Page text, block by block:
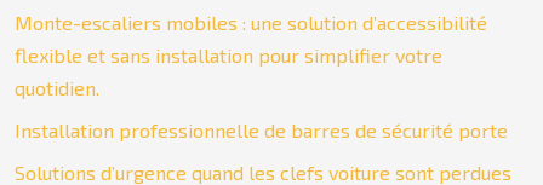
Monte-escaliers mobiles : une solution d’accessibilité
flexible et sans installation pour simplifier votre
quotidien.
Installation professionnelle de barres de sécurité porte
Solutions d’urgence quand les clefs voiture sont perdues